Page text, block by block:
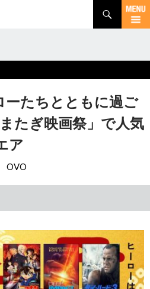
ーたちとともに過ご
たぎ映画祭」で人気
ア
OVO